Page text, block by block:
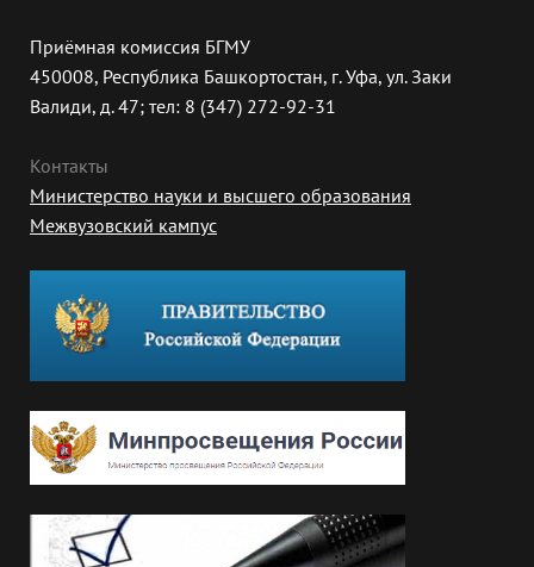
Приёмная комиссия БГМУ
450008, Республика Башкортостан, г. Уфа, ул. Заки
Валиди, д. 47; тел: 8 (347) 272-92-31
Контакты
Министерство науки и высшего образования
Межвузовский кампус